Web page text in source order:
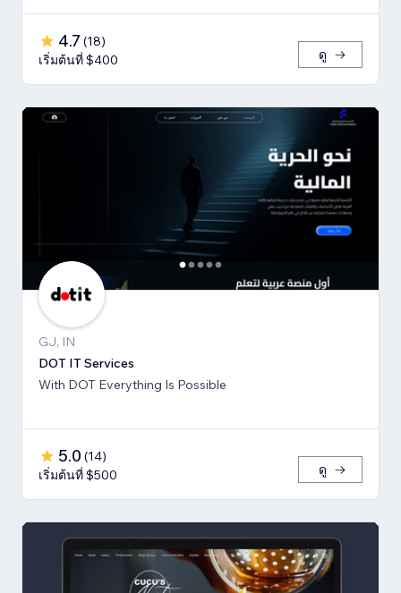
4.7 (18)
เริ่มต้นที่ $400
ดู
GJ, IN
DOT IT Services
With DOT Everything Is Possible
5.0 (14)
เริ่มต้นที่ $500
ดู